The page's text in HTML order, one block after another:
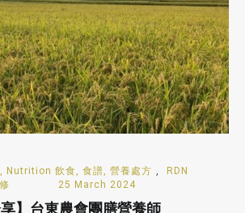
Nutrition 飲食, 食譜, 營養處方 ,
RDN
25 March 2024